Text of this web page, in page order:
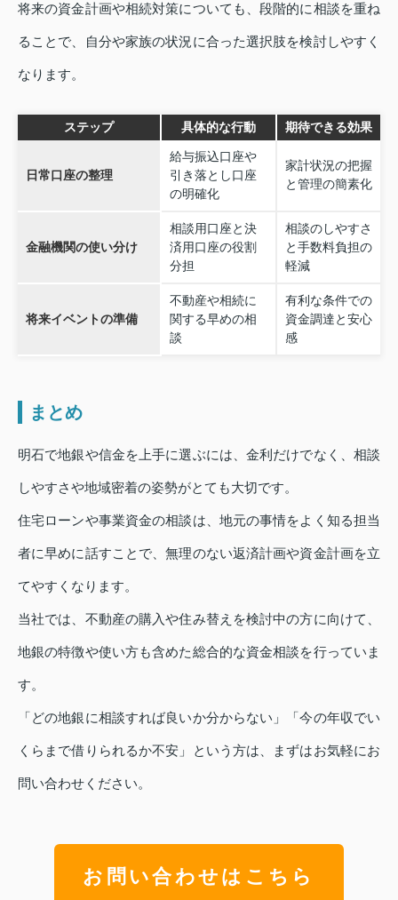
将来の資金計画や相続対策についても、段階的に相談を重ね
ることで、自分や家族の状況に合った選択肢を検討しやすく
なります。
ステップ 具体的な行動 期待できる効果
日常口座の整理
給与振込口座や
引き落とし口座
の明確化
家計状況の把握
と管理の簡素化
金融機関の使い分け
相談用口座と決
済用口座の役割
分担
相談のしやすさ
と手数料負担の
軽減
将来イベントの準備
不動産や相続に
関する早めの相
談
有利な条件での
資金調達と安心
感
まとめ
明石で地銀や信金を上手に選ぶには、金利だけでなく、相談
しやすさや地域密着の姿勢がとても大切です。
住宅ローンや事業資金の相談は、地元の事情をよく知る担当
者に早めに話すことで、無理のない返済計画や資金計画を立
てやすくなります。
当社では、不動産の購入や住み替えを検討中の方に向けて、
地銀の特徴や使い方も含めた総合的な資金相談を行っていま
す。
「どの地銀に相談すれば良いか分からない」「今の年収でい
くらまで借りられるか不安」という方は、まずはお気軽にお
問い合わせください。
お問い合わせはこちら